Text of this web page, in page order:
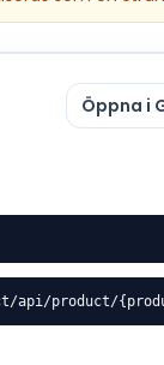
Öppna i
api/product/